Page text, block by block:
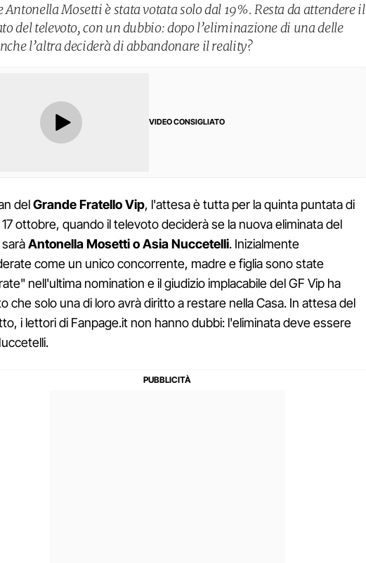
Antonella Mosetti è stata votata solo dal 19%. Resta da attendere il
del televoto, con un dubbio: dopo l’eliminazione di una delle
l’altra deciderà di abbandonare il reality?
VIDEO CONSIGLIATO
delGrande Fratello Vip, l'attesa è tutta per la quinta puntata di
ottobre, quando il televoto deciderà se la nuova eliminata del
Antonella Mosetti o Asia Nuccetelli. Inizialmente
come un unico concorrente, madre e figlia sono state
nell'ultima nomination e il giudizio implacabile del GF Vip ha
che solo una di loro avrà diritto a restare nella Casa. In attesa del
i lettori di Fanpage.it non hanno dubbi: l'eliminata deve essere